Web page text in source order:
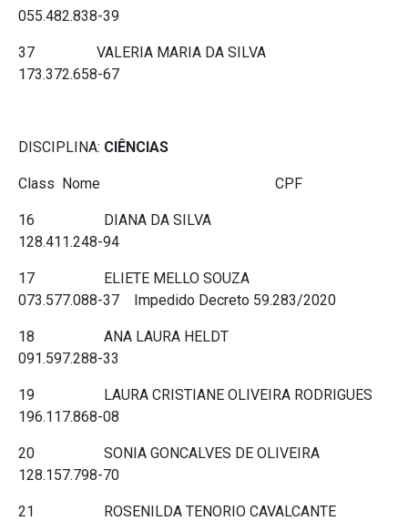
055.482.838-39
37 VALERIA MARIA DA SILVA
173.372.658-67
DISCIPLINA: CIÊNCIAS
Class Nome CPF
16 DIANA DA SILVA
128.411.248-94
17 ELIETE MELLO SOUZA
073.577.088-37 Impedido Decreto 59.283/2020
18 ANA LAURA HELDT
091.597.288-33
19 LAURA CRISTIANE OLIVEIRA RODRIGUES
196.117.868-08
20 SONIA GONCALVES DE OLIVEIRA
128.157.798-70
21 ROSENILDA TENORIO CAVALCANTE